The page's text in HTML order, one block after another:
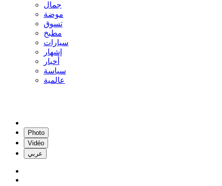
جمال
موضة
تسوق
مطبخ
سيارات
إشهار
أخبار
سياسة
عالمية
Photo
Vidéo
عربي